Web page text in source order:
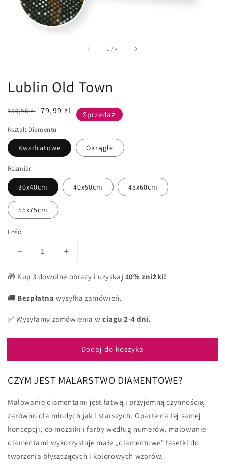
1 /z4
Lublin Old Town
Cena
159,98 zl
Cena
79,99 zl Sprzedaż
Kształt Diamentu
Kwadratowe Okrągłe
Rozmiar
30x40cm 40x50cm 45x60cm
55x75cm
Ilość
Zmniejsz
dla
Old
Zwiększ
dla
Old
🎁 Kup 3 dowolne obrazy i uzyskaj 10% zniżki!
🚚 Bezpłatna wysyłka zamówień.
✅ Wysyłamy zamówienia wciagu 2-4 dni.
Dodaj do koszyka
CZYM JEST MALARSTWO DIAMENTOWE?
Malowanie diamentami jest łatwą i przyjemną czynnością
zarówno dla młodych jak i starszych. Oparte na tej samej
koncepcji, co mozaiki i farby według numerów, malowanie
diamentami wykorzystuje małe „diamentowe” fasetki do
tworzenia błyszczących i kolorowych wzorów.